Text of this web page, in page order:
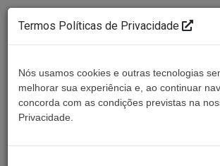
Termos Políticas de Privacidade
Nós usamos cookies e outras tecnologias
melhorar sua experiência e, ao continuar
concorda com as condições previstas na
Privacidade.